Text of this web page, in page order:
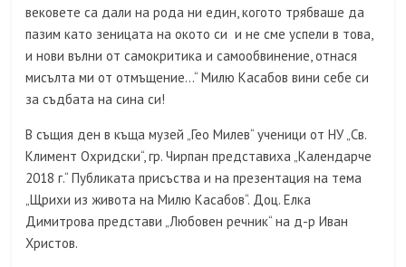
вековете са дали на рода ни един, когото трябваше да
пазим като зеницата на окото си и не сме успели в това,
и нови вълни от самокритика и самообвинение, отнася
мисълта ми от отмъщение…“ Милю Касабов вини себе си
за съдбата на сина си!
В същия ден в къща музей „Гео Милев“ ученици от НУ „Св.
Климент Охридски“, гр. Чирпан представиха „Календарче
2018 г.“ Публиката присъства и на презентация на тема
„Щрихи из живота на Милю Касабов“. Доц. Елка
Димитрова представи „Любовен речник“ на д-р Иван
Христов.